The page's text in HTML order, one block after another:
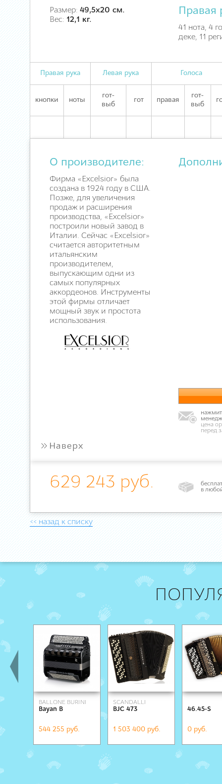
Размер: 49,5х20 см.
Вес: 12,1 кг.
Правая
41 нота, 4
деке, 11
Правая рука Левая рука Голоса
кнопки ноты
гот-
выб
гот правая
гот-
выб
О производителе:
Фирма «Excelsior» была
создана в 1924 году в США.
Позже, для увеличения
продаж и расширения
производства, «Excelsior»
построили новый завод в
Италии. Сейчас «Excelsior»
считается авторитетным
итальянским
производителем,
выпускающим одни из
самых популярных
аккордеонов. Инструменты
этой фирмы отличает
мощный звук и простота
использования.
цена
перед
» Наверх
629 243 руб.
в
<< назад к списку
BALLONE BURINI
Bayan B
544 255 руб.
SCANDALLI
BJC 473
1 503 400 руб.
46.45-S
0 руб.